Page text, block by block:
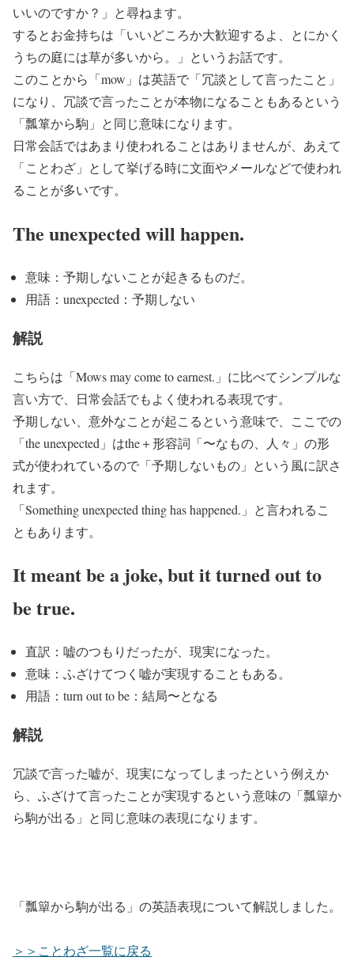
いいのですか？」と尋ねます。
するとお金持ちは「いいどころか大歓迎するよ、とにかく
うちの庭には草が多いから。」というお話です。
このことから「mow」は英語で「冗談として言ったこと」
になり、冗談で言ったことが本物になることもあるという
「瓢箪から駒」と同じ意味になります。
日常会話ではあまり使われることはありませんが、あえて
「ことわざ」として挙げる時に文面やメールなどで使われ
ることが多いです。
The unexpected will happen.
意味：予期しないことが起きるものだ。
用語：unexpected：予期しない
解説
こちらは「Mows may come to earnest.」に比べてシンプルな
言い方で、日常会話でもよく使われる表現です。
予期しない、意外なことが起こるという意味で、ここでの
「the unexpected」はthe＋形容詞「〜なもの、人々」の形
式が使われているので「予期しないもの」という風に訳さ
れます。
「Something unexpected thing has happened.」と言われるこ
ともあります。
It meant be a joke, but it turned out to
be true.
直訳：嘘のつもりだったが、現実になった。
意味：ふざけてつく嘘が実現することもある。
用語：turn out to be：結局〜となる
解説
冗談で言った嘘が、現実になってしまったという例えか
ら、ふざけて言ったことが実現するという意味の「瓢簞か
ら駒が出る」と同じ意味の表現になります。
「瓢簞から駒が出る 」の英語表現について解説しました。
＞＞ことわざ一覧に戻る